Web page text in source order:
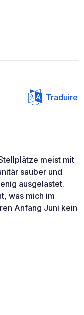
Traduire
meist mit
sauber und
ausgelastet.
was mich im
Anfang Juni kein